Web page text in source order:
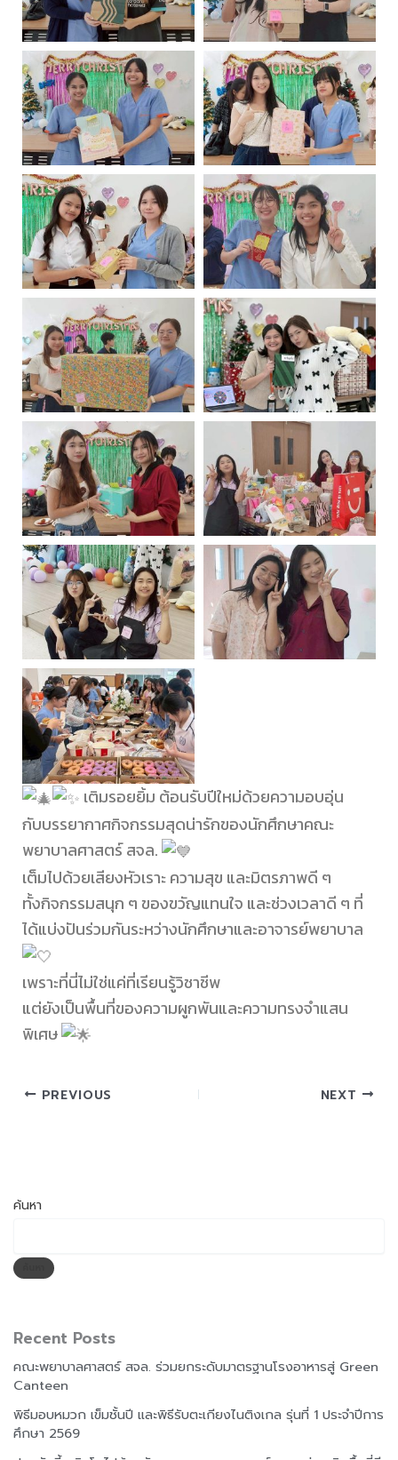
เติมรอยยิ้ม ต้อนรับปีใหม่ด้วยความอบอุ่น
กับบรรยากาศกิจกรรมสุดน่ารักของนักศึกษาคณะ
พยาบาลศาสตร์ สจล.
เต็มไปด้วยเสียงหัวเราะ ความสุข และมิตรภาพดี ๆ
ทั้งกิจกรรมสนุก ๆ ของขวัญแทนใจ และช่วงเวลาดี ๆ ที่
ได้แบ่งปันร่วมกันระหว่างนักศึกษาและอาจารย์พยาบาล
เพราะที่นี่ไม่ใช่แค่ที่เรียนรู้วิชาชีพ
แต่ยังเป็นพื้นที่ของความผูกพันและความทรงจำแสน
พิเศษ
PREVIOUS NEXT
ค้นหา
Recent Posts
คณะพยาบาลศาสตร์ สจล. ร่วมยกระดับมาตรฐานโรงอาหารสู่ Green
Canteen
พิธีมอบหมวก เข็มชั้นปี และพิธีรับตะเกียงไนติงเกล รุ่นที่ 1 ประจำปีการ
ศึกษา 2569